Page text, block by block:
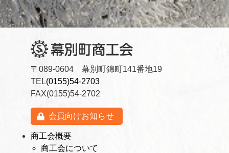
〒089-0604 幕別町錦町141番地19
TEL(0155)54-2703
FAX(0155)54-2702
会員向けお知らせ
商工会概要
商工会について